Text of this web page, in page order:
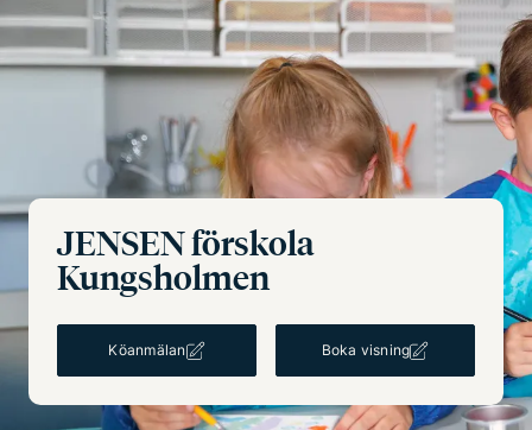
JENSEN förskola
Kungsholmen
Köanmälan Boka visning